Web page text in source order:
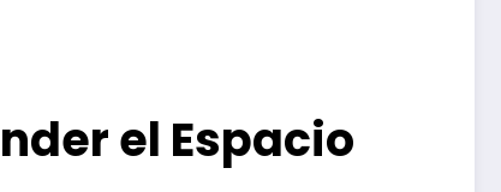
el Espacio